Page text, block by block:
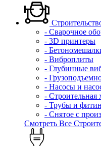
- Сварочное
- 3D принтеры
-
- Виброплиты
- Глубинные
-
- Насосы и
- Строительная
- Трубы и
- Снятое с
Смотреть Все